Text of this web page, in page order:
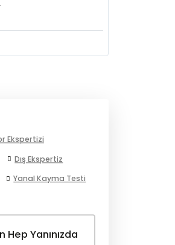
Ekspertizi
Dış Ekspertiz
Yanal Kayma Testi
Hep Yanınızda